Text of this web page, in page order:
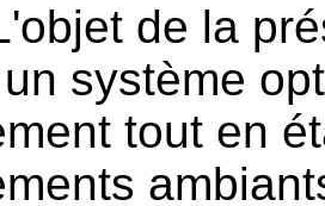
de la
système
tout en